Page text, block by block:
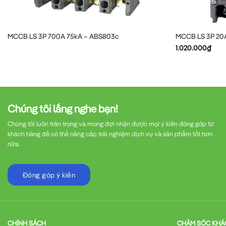
Cách Lựa Chọn MCCB Phù
phù hợp với nhu cầu, bạn
“Việc lựa chọn đúng thiết bị bảo
Dòng điện tải: Tính toán dòng điện tải thực
Khả năng ngắt ngắn mạch
Môi trường làm việc: Xem xét điều kiện
MCCB LS 3P 700A 75kA – ABS803c
MCCB LS 3P
1.020.000₫
Chúng tôi lắng nghe bạn!
Chúng tôi luôn trân trọng và mong đợi nhận được mọi ý kiến đóng góp từ
khách hàng để có thể nâng cấp trải nghiệm dịch vụ và sản phẩm tốt hơn
nữa.
Đóng góp ý kiến
CHÍNH SÁCH CHĂM SÓC